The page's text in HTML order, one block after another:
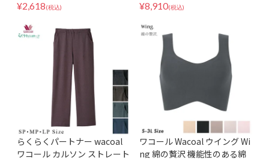
もラクに♪ 産前・産後兼用
¥2,618(税込)
きごこちも快適 デニム調 DRL
¥8,910(税込)
らくらくパートナー wacoal
ワコール カルソン ストレート
ワコール Wacoal ウイング Wi
ng 綿の贅沢 機能性のある綿